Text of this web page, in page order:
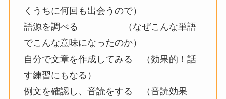
くうちに何回も出会うので）
語源を調べる （なぜこんな単語
でこんな意味になったのか）
自分で文章を作成してみる （効果的！話
す練習にもなる）
例文を確認し、音読をする （音読効果